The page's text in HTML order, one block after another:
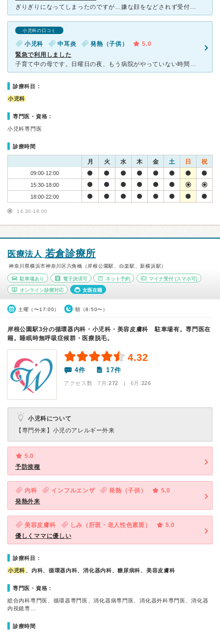
ぎりぎりになってしまったのですが…嫌な顔をなどされず受付の方、先生、看護師さん、丁寧に対応していただきました。 入り口にアルコール、検温の液晶パネルがあります。 コロナ対策なのか網戸みたいな入り口
小児科の口コミ
小児科 中耳炎 発熱（子供）
5.0
緊急で利用しました
子育て中の母です。日曜日の夜、もう病院がやっていない時間帯に息子がいきなり発熱をしました。横浜市の方に問い合わせをして、まだこちらの病院がやっているとのことで車で急いで向かいました。他にもコロナ禍だか
診療科目：
小児科
専門医・資格：
小児科専門医
診療時間
月 火 水 木 金 土 日 祝
09:00-12:00
15:30-18:00
18:00-22:00
14:30-18:00
医療法人 若倉診療所
神奈川県横浜市神奈川区六角橋（岸根公園駅、白楽駅、新横浜駅）
駐車場あり 電子決済可 ネット予約 マイナ受付 (スマホ可)
オンライン診療対応 女医在籍
土曜（〜17:00） 朝（8:50〜）
岸根公園駅3分の循環器内科・小児科・美容皮膚科 駐車場有。専門医在
籍。睡眠時無呼吸症候群・医療脱毛。
4.32
4件 17件
アクセス数 7月:272 | 6月:226
小児科について
【専門外来】 小児のアレルギー外来
5.0
予防接種
内科 インフルエンザ 発熱（子供）
5.0
発熱外来
美容皮膚科 しみ（肝斑・老人性色素斑）
5.0
優しくママに優しい
診療科目：
小児科 、内科、循環器内科、消化器内科、糖尿病科、美容皮膚科
専門医・資格：
総合内科専門医、循環器専門医、消化器病専門医、消化器外科専門医、消化器
内視鏡専…
診療時間